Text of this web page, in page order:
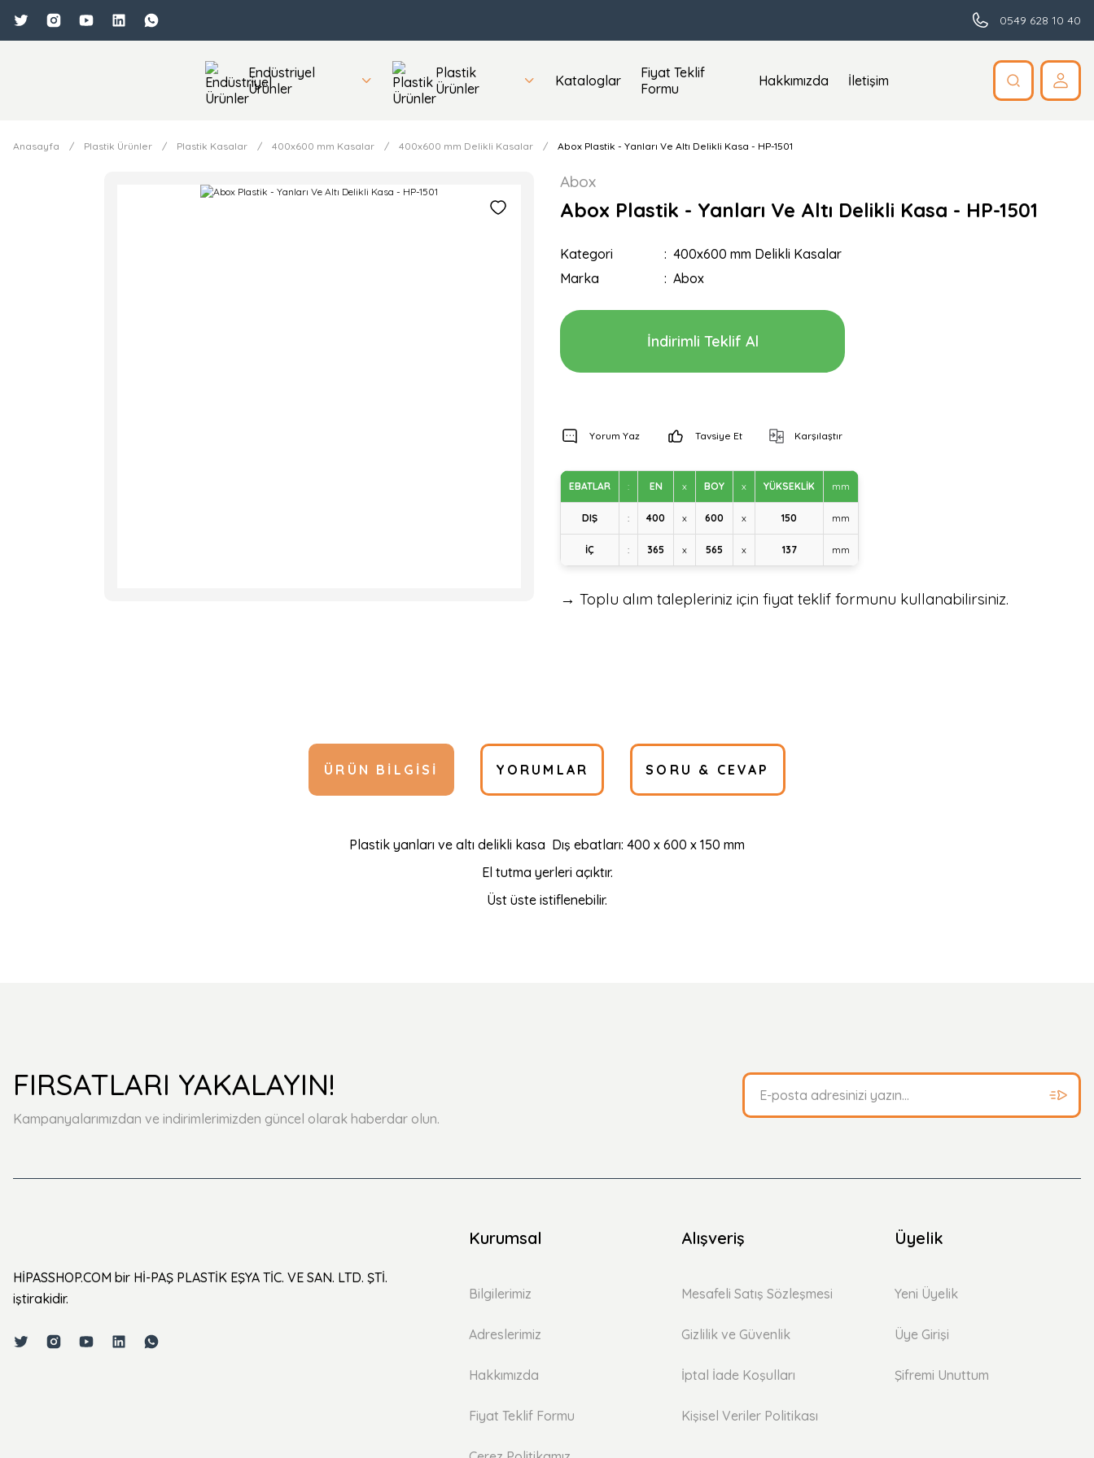
0549 628 10 40
Endüstriyel
Ürünler
Plastik
Ürünler
Kataloglar
Fiyat Teklif
Formu
Hakkımızda İletişim
Anasayfa Plastik Ürünler Plastik Kasalar 400x600 mm Kasalar 400x600 mm Delikli Kasalar Abox Plastik - Yanları Ve Altı Delikli Kasa - HP-1501
Abox
Abox Plastik - Yanları Ve Altı Delikli Kasa - HP-1501
Kategori
400x600 mm Delikli Kasalar
Marka
Abox
İndirimli Teklif Al
Yorum Yaz Tavsiye Et Karşılaştır
EBATLAR : EN x BOY x YÜKSEKLİK mm
DIŞ : 400 x 600 x 150 mm
İÇ : 365 x 565 x 137 mm
→ Toplu alım talepleriniz için fiyat teklif formunu kullanabilirsiniz.
ÜRÜN BILGISI YORUMLAR SORU & CEVAP
Plastik yanları ve altı delikli kasa Dış ebatları: 400 x 600 x 150 mm
El tutma yerleri açıktır.
Üst üste istiflenebilir.
FIRSATLARI YAKALAYIN!
Kampanyalarımızdan ve indirimlerimizden güncel olarak haberdar olun.
HİPASSHOP.COM bir Hİ-PAŞ PLASTİK EŞYA TİC. VE SAN. LTD. ŞTİ.
iştirakidir.
Kurumsal
Bilgilerimiz
Adreslerimiz
Hakkımızda
Fiyat Teklif Formu
Alışveriş
Mesafeli Satış Sözleşmesi
Gizlilik ve Güvenlik
İptal İade Koşulları
Kişisel Veriler Politikası
Üyelik
Yeni Üyelik
Üye Girişi
Şifremi Unuttum